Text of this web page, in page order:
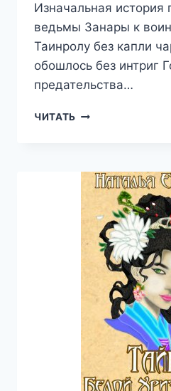
Изначальная история
ведьмы Занары к
Таинролу без капли
обошлось без интриг
предательства…
ЧИТАТЬ КОЛДОВСКАЯ
ЕКИМОВА